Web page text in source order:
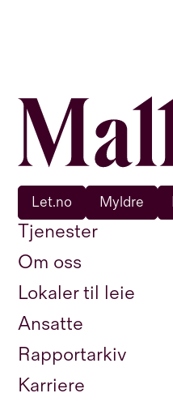
Tjenester
Om oss
Lokaler til leie
Ansatte
Rapportarkiv
Karriere
Let.no Myldre